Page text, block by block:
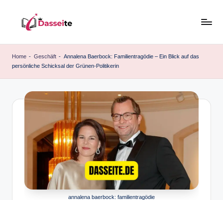
content
a
s
e
Home - Geschäft - Annalena Baerbock: Familientragödie – Ein Blick auf das
persönliche Schicksal der Grünen-Politikerin
annalena baerbock: familientragödie